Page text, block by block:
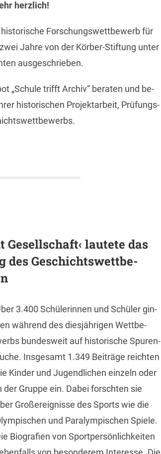
herz­lich!
For­schungs­wett­be­werb für
Jahre von der Kör­ber-Stif­tung unter
aus­ge­schrie­ben.
„Schu­le trifft Ar­chiv“ be­ra­ten und be­
his­to­ri­schen Pro­jekt­ar­beit, Prü­fungs­
Ge­sell­schaft‹ lau­te­te das
des Ge­schichts­wett­be­
3.400 Schü­le­rin­nen und Schü­ler gin­
wäh­rend des dies­jäh­ri­gen Wett­be­
bun­des­weit auf his­to­ri­sche Spu­ren­
Ins­ge­samt 1.349 Bei­trä­ge reich­ten
Kin­der und Ju­gend­li­chen ein­zeln oder
der Grup­pe ein. Dabei forsch­ten sie
Groß­er­eig­nis­se des Sports wie die
und Pa­ralym­pi­schen Spie­le.
Bio­gra­fi­en von Sport­per­sön­lich­kei­ten